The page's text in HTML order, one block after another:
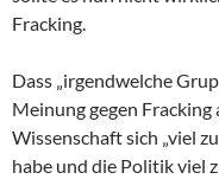
Fracking.
Dass „irgendwelche
Meinung gegen
Wissenschaft sich „viel
habe und die Politik viel